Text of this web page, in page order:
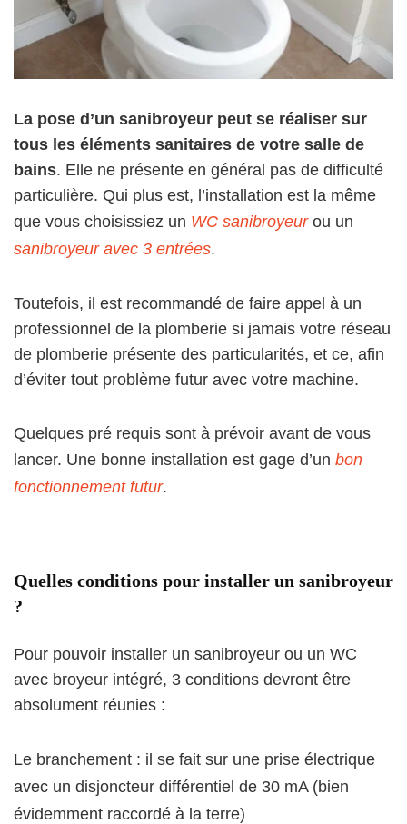
La pose d’un sanibroyeur peut se réaliser sur
tous les éléments sanitaires de votre salle de
bains. Elle ne présente en général pas de difficulté
particulière. Qui plus est, l’installation est la même
que vous choisissiez un WC sanibroyeurou un
sanibroyeur avec 3 entrées.
Toutefois, il est recommandé de faire appel à un
professionnel de la plomberie si jamais votre réseau
de plomberie présente des particularités, et ce, afin
d’éviter tout problème futur avec votre machine.
Quelques pré requis sont à prévoir avant de vous
lancer. Une bonne installation est gage d’un bon
fonctionnement futur.
Quelles conditions pour installer un sanibroyeur
?
Pour pouvoir installer un sanibroyeur ou un WC
avec broyeur intégré, 3 conditions devront être
absolument réunies :
Le branchement : il se fait sur une prise électrique
avec un disjoncteur différentiel de 30 mA (bien
évidemment raccordé à la terre)